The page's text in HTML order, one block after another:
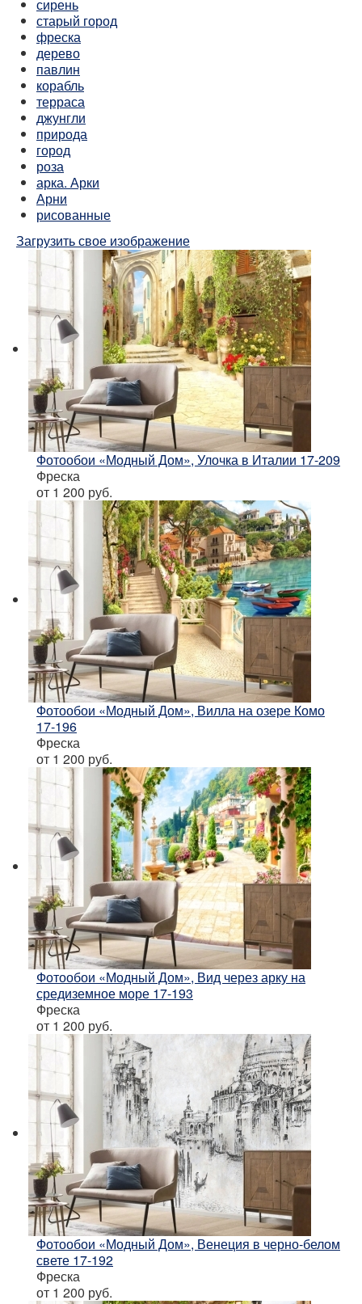
сирень
старый город
фреска
дерево
павлин
корабль
терраса
джунгли
природа
город
роза
арка. Арки
Арни
рисованные
Загрузить свое изображение
Фотообои «Модный Дом», Улочка в Италии 17-209
Фреска
от 1 200 руб.
Фотообои «Модный Дом», Вилла на озере Комо
17-196
Фреска
от 1 200 руб.
Фотообои «Модный Дом», Вид через арку на
средиземное море 17-193
Фреска
от 1 200 руб.
Фотообои «Модный Дом», Венеция в черно-белом
свете 17-192
Фреска
от 1 200 руб.